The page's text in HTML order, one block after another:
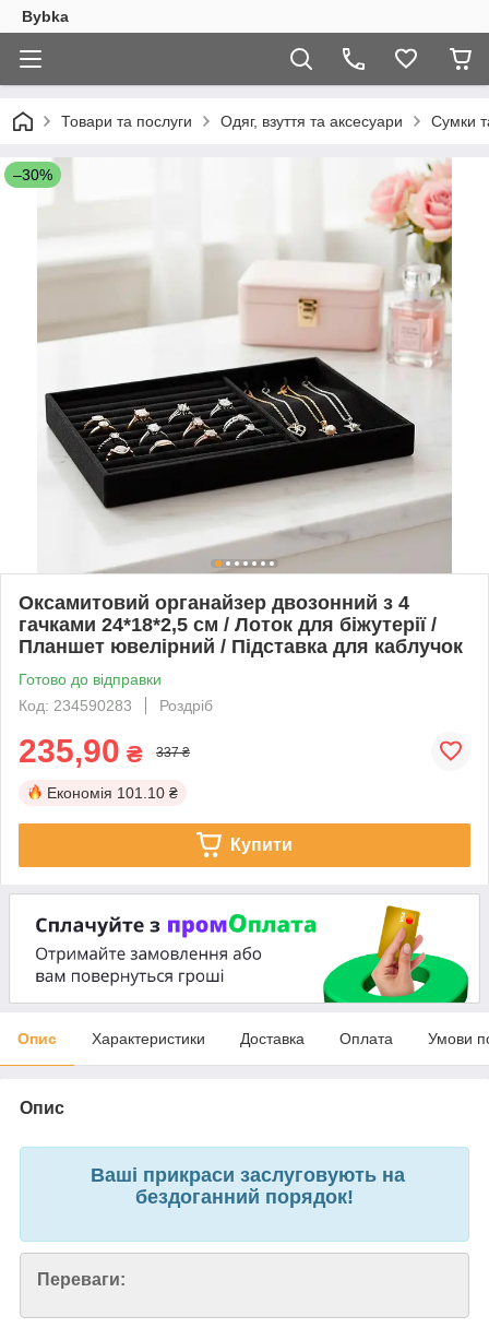
Bybka
Товари та послуги Одяг, взуття та аксесуари Сумки
–30%
Оксамитовий органайзер двозонний з 4
гачками 24*18*2,5 см / Лоток для біжутерії /
Планшет ювелірний / Підставка для каблучок
Готово до відправки
Код: 234590283
Роздріб
235,90 ₴ 337 ₴
Економія 101.10 ₴
Купити
Опис Характеристики Доставка Оплата Умови
Опис
Ваші прикраси заслуговують на
бездоганний порядок!
Переваги: